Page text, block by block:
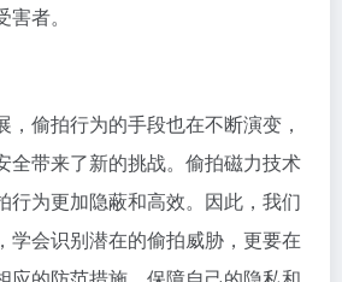
者。
，偷拍行为的手段也在不断演变，
全带来了新的挑战。偷拍磁力技术
行为更加隐蔽和高效。因此，我们
学会识别潜在的偷拍威胁，更要在